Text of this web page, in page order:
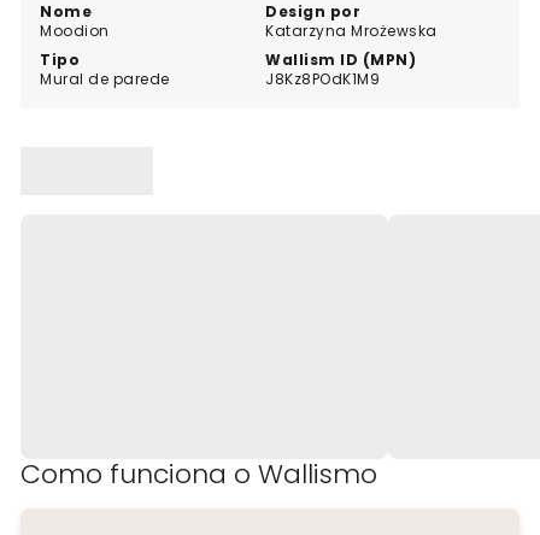
Nome
Moodion
Design por
Katarzyna Mrożewska
Tipo
Mural de parede
Wallism ID (MPN)
J8Kz8POdK1M9
Como funciona o Wallismo